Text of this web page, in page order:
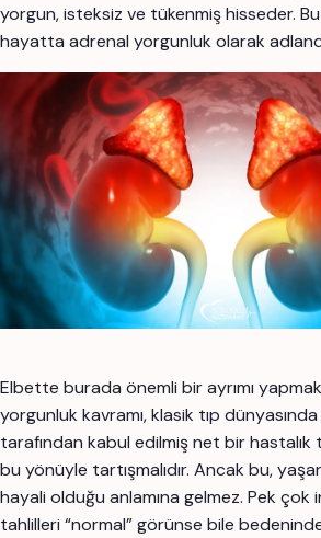
yorgun, isteksiz ve tükenmiş hisseder.
hayatta adrenal yorgunluk olarak
Elbette burada önemli bir ayrımı
yorgunluk kavramı, klasik tıp
tarafından kabul edilmiş net bir hastalık
bu yönüyle tartışmalıdır. Ancak bu,
hayali olduğu anlamına gelmez. Pek çok
tahlilleri “normal” görünse bile